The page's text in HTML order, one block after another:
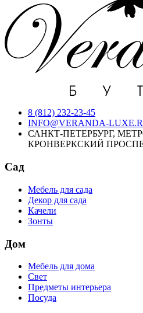
8 (812) 232-23-45
INFO@VERANDA-
САНКТ-ПЕТЕРБУРГ,
КРОНВЕРКСКИЙ
Сад
Мебель для сада
Декор для сада
Качели
Зонты
Дом
Мебель для дома
Свет
Предметы интерьера
Посуда